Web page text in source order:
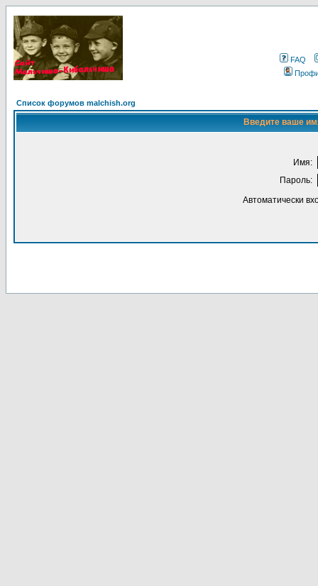
FAQ
Список форумов malchish.org
Введите ваше
Имя:
Пароль:
Автоматически